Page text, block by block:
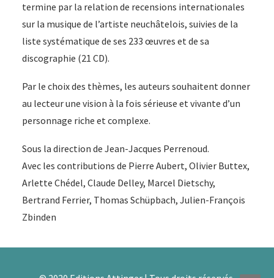
termine par la relation de recensions internationales
sur la musique de l’artiste neuchâtelois, suivies de la
liste systématique de ses 233 œuvres et de sa
discographie (21 CD).
Par le choix des thèmes, les auteurs souhaitent donner
au lecteur une vision à la fois sérieuse et vivante d’un
personnage riche et complexe.
Sous la direction de Jean-Jacques Perrenoud.
Avec les contributions de Pierre Aubert, Olivier Buttex,
Arlette Chédel, Claude Delley, Marcel Dietschy,
Bertrand Ferrier, Thomas Schüpbach, Julien-François
Zbinden